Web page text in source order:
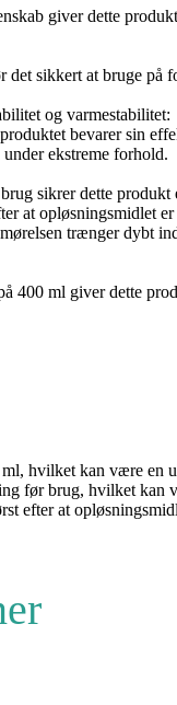
giver dette
det sikkert at bruge på
og varmestabilitet:
bevarer sin
ekstreme forhold.
sikrer dette
at opløsningsmidlet
trænger dybt
400 ml giver dette
hvilket kan være en
før brug, hvilket kan
efter at